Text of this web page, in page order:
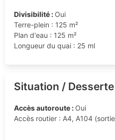
Divisibilité : Oui
Terre-plein : 125 m²
Plan d'eau : 125 m²
Longueur du quai : 25 ml
Situation / Desserte
Accès autoroute : Oui
Accès routier : A4, A104